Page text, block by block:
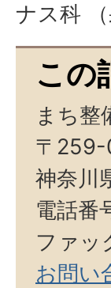
ナス科
この
まち整
〒259-
神奈川
電話番
ファ
お問い